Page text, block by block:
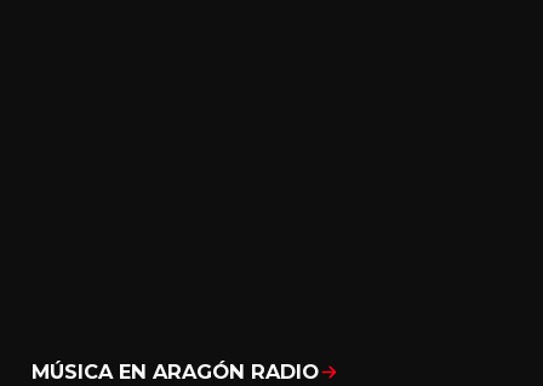
MÚSICA EN ARAGÓN RADIO Mostrar todo